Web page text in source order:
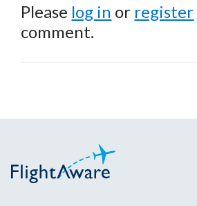
Please log in or register
comment.